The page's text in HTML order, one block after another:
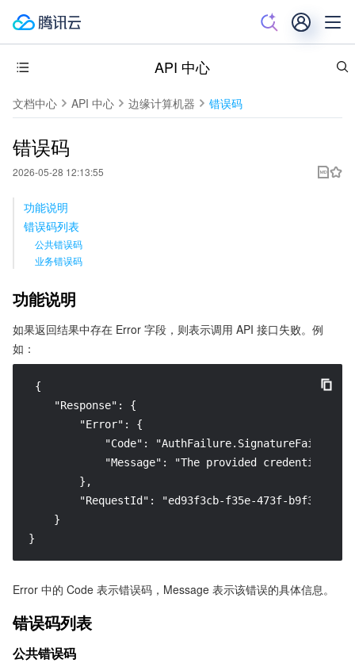
API 中心
文档中心 API 中心 边缘计算机器 错误码
错误码
2026-05-28 12:13:55
功能说明
错误码列表
公共错误码
业务错误码
功能说明
如果返回结果中存在 Error 字段，则表示调用 API 接口失败。例
如：
{
    "Response": {
        "Error": {
            "Code": "AuthFailure.SignatureFailure",
"Message": "The provided credentials
        },
"RequestId": "ed93f3cb-f35e-473f-b9f3-
    }
}
Error 中的 Code 表示错误码，Message 表示该错误的具体信息。
错误码列表
公共错误码